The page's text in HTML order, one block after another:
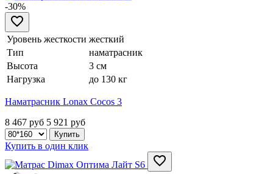
-30%
Уровень жесткости жесткий
Тип
наматрасник
Высота
3 см
Нагрузка
до 130 кг
Наматрасник Lonax Cocos 3
8 467 руб 5 921 руб
Купить в один клик